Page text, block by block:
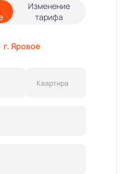
Изменение
тарифа
г. Яровое